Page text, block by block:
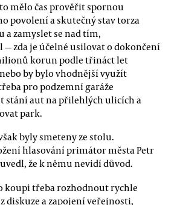
mělo čas prověřit spornou
povolení a skutečný stav torza
a zamyslet se nad tím,
— zda je účelné usilovat o dokončení
korun podle třináct let
by bylo vhodnější využít
pro podzemní garáže
stání aut na přilehlých ulicích a
park.
byly smeteny ze stolu.
hlasování primátor města Petr
že k němu nevidí důvod.
koupi třeba rozhodnout rychle
diskuze a zapojení veřejnosti,